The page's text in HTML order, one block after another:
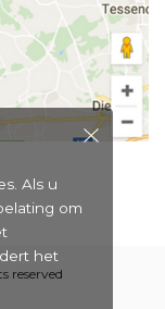
reserved
Als u
om
het